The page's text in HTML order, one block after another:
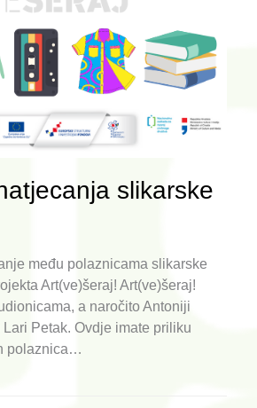
slikarske
među polaznicama slikarske
Art(ve)šeraj! Art(ve)šeraj!
a naročito Antoniji
Petak. Ovdje imate priliku
polaznica…